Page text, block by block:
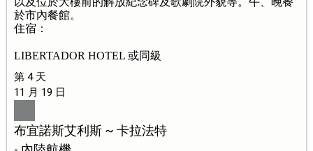
於市內餐館。
住宿：
LIBERTADOR HOTEL 或同級
第 4 天
11 月 19 日
布宜諾斯艾利斯 ~ 卡拉法特